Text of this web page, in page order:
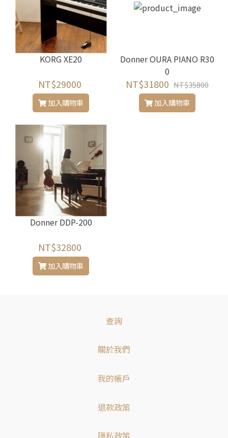
KORG XE20
NT$29000
加入購物車
Donner OURA PIANO R30
0
NT$31800 NT$35800
加入購物車
Donner DDP-200
NT$32800
加入購物車
查詢
關於我們
我的帳戶
退款政策
隱私政策